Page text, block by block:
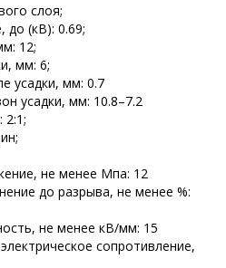
слоя;
до (кВ): 0.69;
12;
мм: 6;
усадки, мм: 0.7
усадки, мм: 10.8–7.2
2:1;
не менее Мпа: 12
до разрыва, не менее %:
не менее кВ/мм: 15
сопротивление,